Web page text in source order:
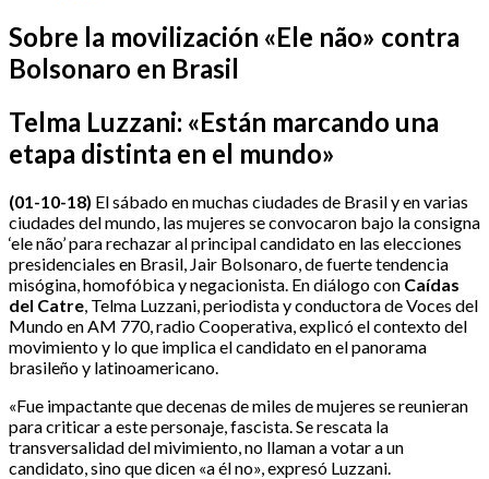
Sobre la movilización «Ele não» contra
Bolsonaro en Brasil
Telma Luzzani: «Están marcando una
etapa distinta en el mundo»
(01-10-18) El sábado en muchas ciudades de Brasil y en varias
ciudades del mundo, las mujeres se convocaron bajo la consigna
‘ele não’ para rechazar al principal candidato en las elecciones
presidenciales en Brasil, Jair Bolsonaro, de fuerte tendencia
misógina, homofóbica y negacionista. En diálogo con Caídas
del Catre , Telma Luzzani, periodista y conductora de Voces del
Mundo en AM 770, radio Cooperativa, explicó el contexto del
movimiento y lo que implica el candidato en el panorama
brasileño y latinoamericano.
«Fue impactante que decenas de miles de mujeres se reunieran
para criticar a este personaje, fascista. Se rescata la
transversalidad del mivimiento, no llaman a votar a un
candidato, sino que dicen «a él no», expresó Luzzani.